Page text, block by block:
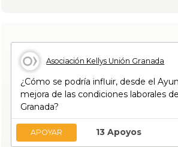
Asociación Kellys Unión Granada
¿Cómo se podría influir, desde el
mejora de las condiciones laborales
Granada?
13 Apoyos
APOYAR